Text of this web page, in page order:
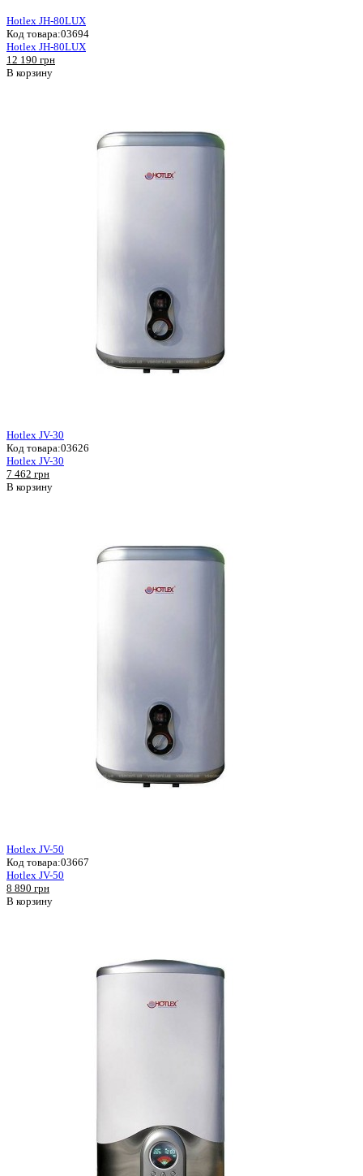
Hotlex JH-80LUX
Код товара:03694
Hotlex JH-80LUX
12 190 грн
В корзину
Hotlex JV-30
Код товара:03626
Hotlex JV-30
7 462 грн
В корзину
Hotlex JV-50
Код товара:03667
Hotlex JV-50
8 890 грн
В корзину